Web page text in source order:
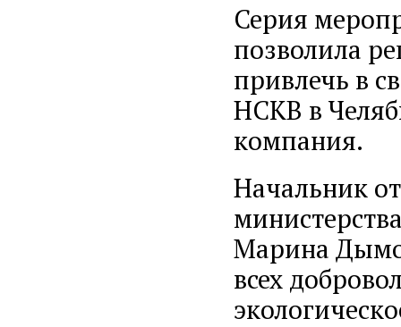
Серия
позволила
привлечь в
НСКВ в
компания.
Начальник
Марина
всех